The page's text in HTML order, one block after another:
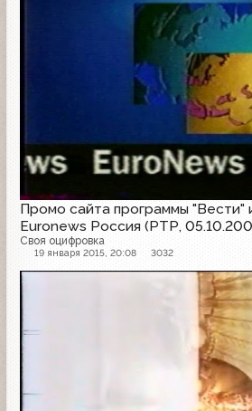
Промо сайта программы "Вести"
Euronews Россия (РТР,
Своя оцифровка
19 января 2015, 20:08 3032